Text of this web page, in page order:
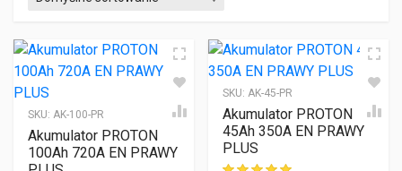
SKU: AK-100-PR
Akumulator PROTON
100Ah 720A EN PRAWY
SKU: AK-45-PR
Akumulator PROTON
45Ah 350A EN PRAWY
PLUS